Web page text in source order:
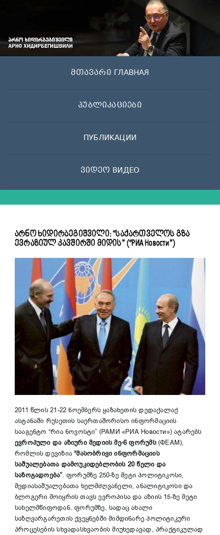
მთავარი ГЛАВНАЯ
პუბლიკაციები
ПУБЛИКАЦИИ
ვიდეო ВИДЕО
არნო ხიდირბეგიშვილი: “საქართველოს გზა
ევრაზიულ კავშირში მიდის” (“РИА Новости”)
2011 წლის 21-22 ნოემბერს ყაზახეთის დედაქალაქ
ასტანაში რუსეთის საერთაშორისო ინფორმაციის
სააგენტო “რია ნოვოსტი” (РАМИ «РИА Новости») ატარებს
ევროპული და აზიური მედიის მე-6 ფორუმს(ФЕАМ),
რომლის დევიზია“მასობრივი ინფორმაციის
საშუალებათა დამოუკიდებლობის 20 წელი და
საზოგადოება”. ფორუმზე 250-ზე მეტი პოლიტიკოსი,
მედიასაშუალებათა ხელმძღვანელი, ანალიტიკოსი და
ბლოგერი მოიყრის თავს ევროპისა და აზიის 15-ზე მეტი
სახელმწიფოდან. ფორუმზე, სადაც ახალი
საზღვარგარეთის ქვეყნებში მიმდინარე პოლიტიკური
პროცესების სხვადასხვაობის მიუხედავად, პრაქტიკულად